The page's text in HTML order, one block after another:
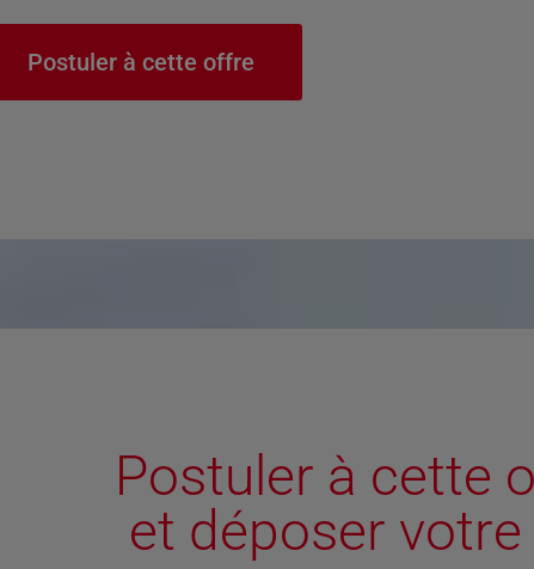
Postuler à cette offre
Postuler à cette
et déposer votre